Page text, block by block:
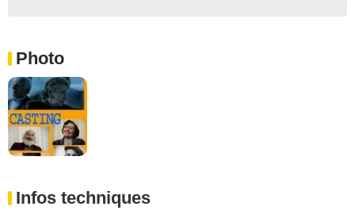
Photo
Infos techniques